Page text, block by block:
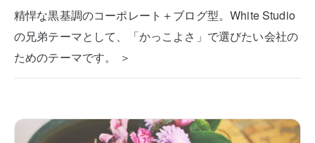
精悍な黒基調のコーポレート＋ブログ型。White Studio
の兄弟テーマとして、「かっこよさ」で選びたい会社の
ためのテーマです。 ＞